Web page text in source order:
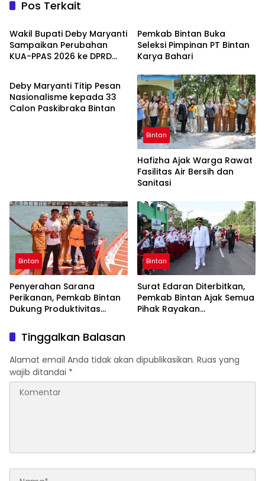
Pos Terkait
Bintan
Wakil Bupati Deby Maryanti
Sampaikan Perubahan
KUA-PPAS 2026 ke DPRD
Pemkab Bintan Buka
Seleksi Pimpinan PT Bintan
Karya Bahari
Bintan
Deby Maryanti Titip Pesan
Nasionalisme kepada 33
Calon Paskibraka Bintan
Bintan
Hafizha Ajak Warga Rawat
Fasilitas Air Bersih dan
Sanitasi
Bintan
Penyerahan Sarana
Perikanan, Pemkab Bintan
Dukung Produktivitas
Bintan
Surat Edaran Diterbitkan,
Pemkab Bintan Ajak Semua
Pihak Rayakan
Tinggalkan Balasan
Alamat email Anda tidak akan dipublikasikan. Ruas yang
wajib ditandai *